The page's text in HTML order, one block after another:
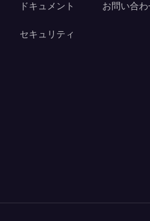
ドキュメント
セキュリティ
お問い合わ